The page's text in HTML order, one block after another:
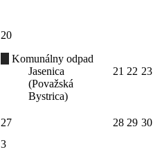
20
Komunálny odpad
Jasenica
(Považská
Bystrica)
21 22 23
27 28 29 30
3